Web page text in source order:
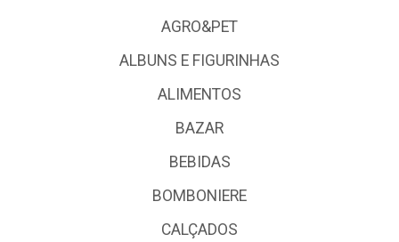
AGRO&PET
ALBUNS E FIGURINHAS
ALIMENTOS
BAZAR
BEBIDAS
BOMBONIERE
CALÇADOS